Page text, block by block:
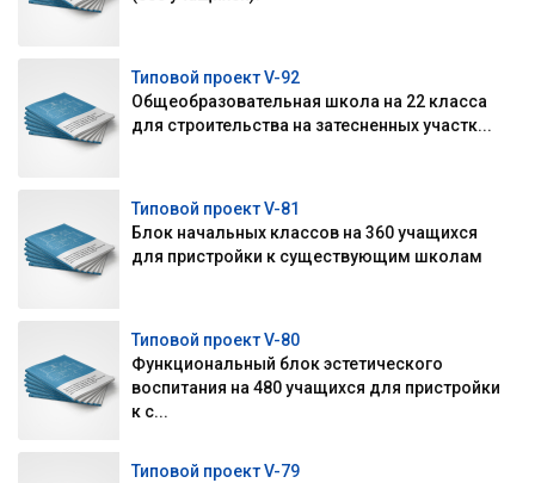
Типовой проект V-92
Общеобразовательная школа на 22 класса
для строительства на затесненных участк...
Типовой проект V-81
Блок начальных классов на 360 учащихся
для пристройки к существующим школам
Типовой проект V-80
Функциональный блок эстетического
воспитания на 480 учащихся для пристройки
к с...
Типовой проект V-79